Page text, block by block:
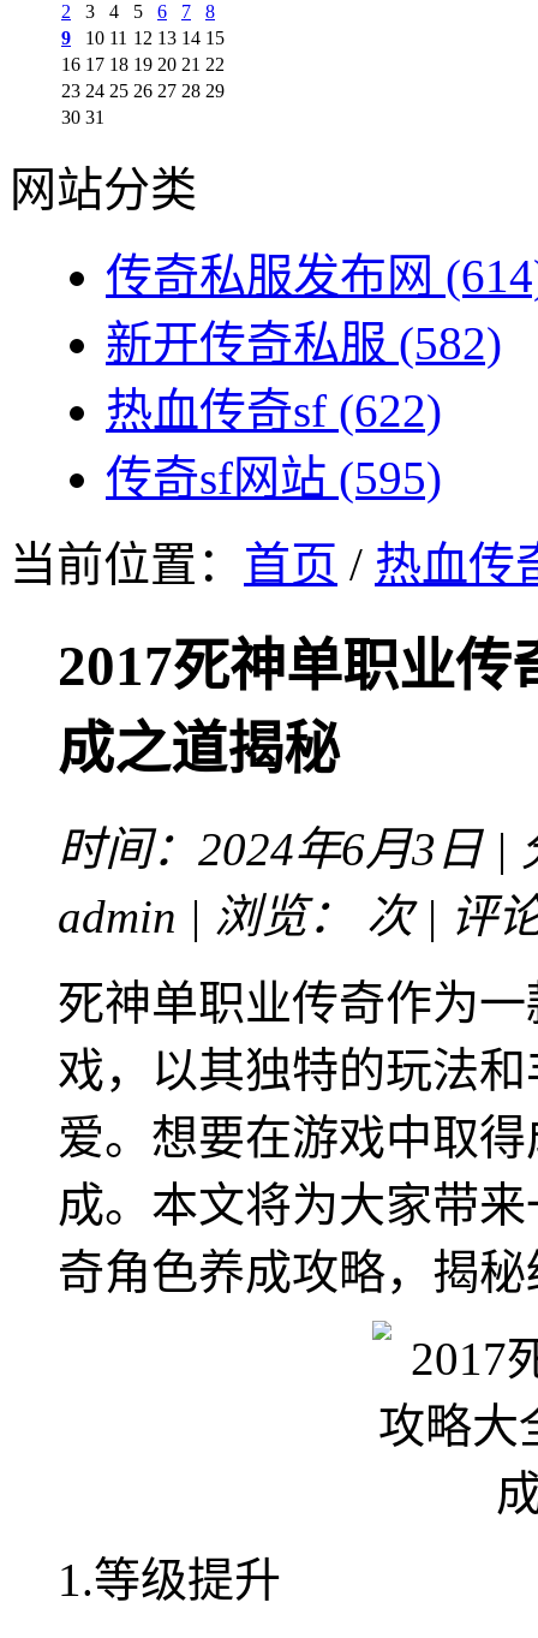
2
3 4 5 6 7
8
9
10 11 12 13 14 15
16 17 18 19 20 21 22
23 24 25 26 27 28 29
30 31
网站分类
传奇私服发布网
新开传奇私服 (582)
热血传奇sf (622)
传奇sf网站 (595)
当前位置： 首页 / 热血传
2017死神单职业
成之道揭秘
时间：2024年6月3日 |
admin | 浏览：
次 | 评
死神单职业传奇作为
戏，以其独特的玩法
爱。想要在游戏中取
成。本文将为大家带
奇角色养成攻略，揭
1.等级提升